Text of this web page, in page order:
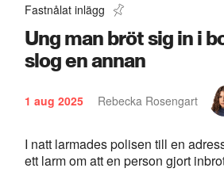
Explosion i Malmö: ”Håren på
1:10
Fastnålat inlägg
Ung man bröt sig in i
slog en annan
1 aug 2025 Rebecka Rosengart
I natt larmades polisen till en
ett larm om att en person gjort